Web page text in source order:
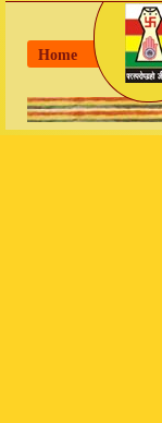
Home